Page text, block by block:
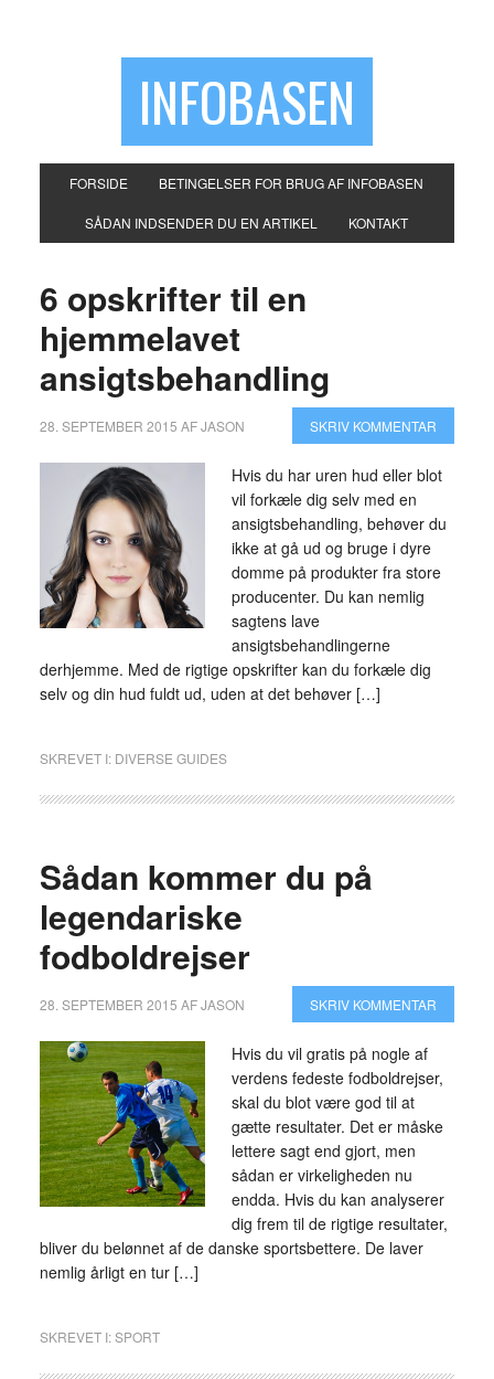
INFOBASEN
FORSIDE BETINGELSER FOR BRUG AF INFOBASEN
SÅDAN INDSENDER DU EN ARTIKEL KONTAKT
6 opskrifter til en
hjemmelavet
ansigtsbehandling
28. SEPTEMBER 2015 AFJASON SKRIV KOMMENTAR
Hvis du har uren hud eller blot
vil forkæle dig selv med en
ansigtsbehandling, behøver du
ikke at gå ud og bruge i dyre
domme på produkter fra store
producenter. Du kan nemlig
sagtens lave
ansigtsbehandlingerne
derhjemme. Med de rigtige opskrifter kan du forkæle dig
selv og din hud fuldt ud, uden at det behøver […]
SKREVET I: DIVERSE GUIDES
Sådan kommer du på
legendariske
fodboldrejser
28. SEPTEMBER 2015 AFJASON SKRIV KOMMENTAR
Hvis du vil gratis på nogle af
verdens fedeste fodboldrejser,
skal du blot være god til at
gætte resultater. Det er måske
lettere sagt end gjort, men
sådan er virkeligheden nu
endda. Hvis du kan analyserer
dig frem til de rigtige resultater,
bliver du belønnet af de danske sportsbettere. De laver
nemlig årligt en tur […]
SKREVET I:SPORT